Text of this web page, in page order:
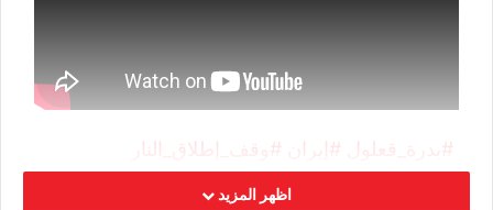
#بدرة_قعلول #إيران #وقف_إطلاق_النار
اظهر المزيد